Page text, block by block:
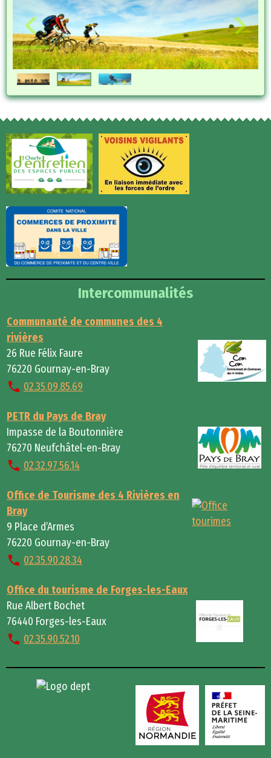
Intercommunalités
Communauté de communes des 4
rivières
26 Rue Félix Faure
76220 Gournay-en-Bray
02.35.09.85.69
PETR du Pays de Bray
Impasse de la Boutonnière
76270 Neufchâtel-en-Bray
02.32.97.56.14
Office de Tourisme des 4 Rivières en
Bray
9 Place d’Armes
76220 Gournay-en-Bray
02.35.90.28.34
Office du tourisme de Forges-les-Eaux
Rue Albert Bochet
76440 Forges-les-Eaux
02.35.90.52.10